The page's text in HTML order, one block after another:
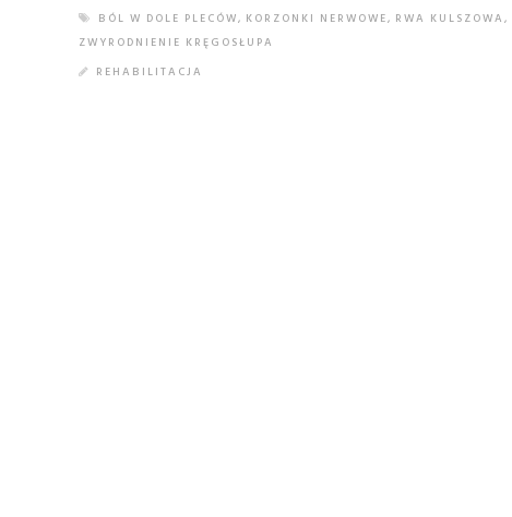
BÓL W DOLE PLECÓW, KORZONKI NERWOWE, RWA KULSZOWA,
ZWYRODNIENIE KRĘGOSŁUPA
REHABILITACJA